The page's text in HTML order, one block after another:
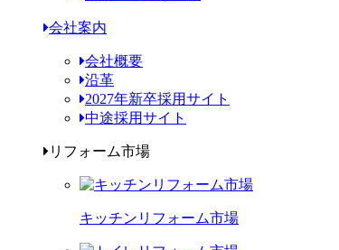
会社案内
会社概要
沿革
2027年新卒採用サイト
中途採用サイト
リフォーム市場
キッチンリフォーム市場